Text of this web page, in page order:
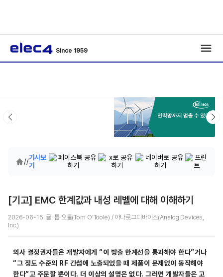
Since 1959
//기사보
기
[기고] EMC 한계값과 내성 레벨에 대해 이해하기
2026-06-15 글: 톰 오툴(Tom O'Toole) / 아나로그디바이스(Analog Devices,
Inc.)
의사 결정권자들은 개발자에게 “이 방출 한계선을 통과해야 한다”거나
“그 정도 수준의 RF 간섭에 노출되었을 때 제품이 문제없이 동작해야
한다”고 주문할 뿐이다. 더 이상의 설명은 없다. 그러면 개발자들은 고